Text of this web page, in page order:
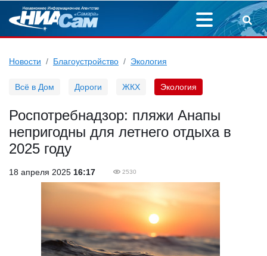
Новости Благоустройство Экология
Всё в Дом Дороги ЖКХ Экология
Роспотребнадзор: пляжи Анапы
непригодны для летнего отдыха в
2025 году
18 апреля 2025 16:17 2530